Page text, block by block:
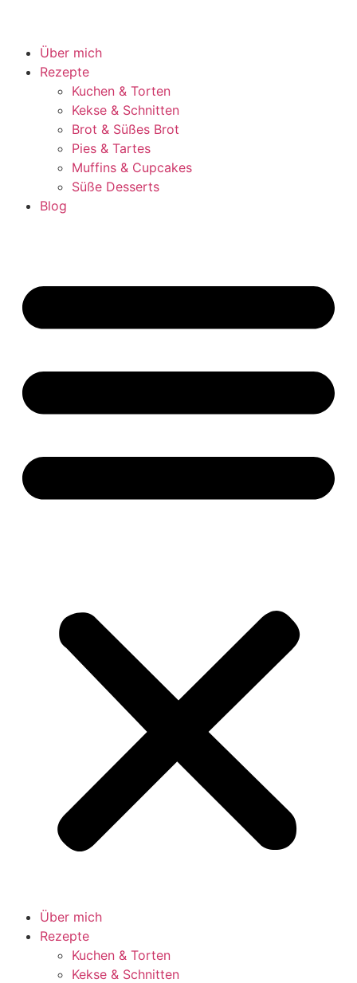
Über mich
Rezepte
Kuchen & Torten
Kekse & Schnitten
Brot & Süßes Brot
Pies & Tartes
Muffins & Cupcakes
Süße Desserts
Blog
Über mich
Rezepte
Kuchen & Torten
Kekse & Schnitten